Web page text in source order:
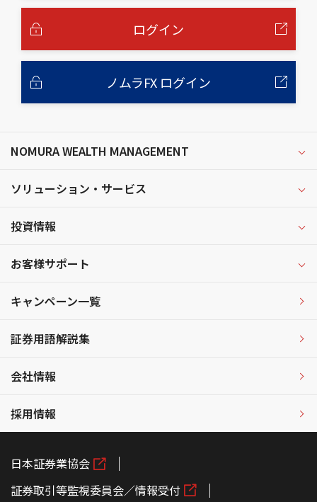
ログイン
ノムラFX ログイン
NOMURA WEALTH MANAGEMENT
ソリューション・サービス
投資情報
お客様サポート
キャンペーン一覧
証券用語解説集
会社情報
採用情報
日本証券業協会
証券取引等監視委員会／情報受付